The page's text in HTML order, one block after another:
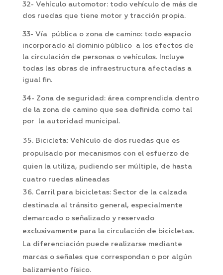
32- Vehículo automotor: todo vehículo de más de
dos ruedas que tiene motor y tracción propia.
33- Vía pública o zona de camino: todo espacio
incorporado al dominio público a los efectos de
la circulación de personas o vehículos. Incluye
todas las obras de infraestructura afectadas a
igual fin.
34- Zona de seguridad: área comprendida dentro
de la zona de camino que sea definida como tal
por la autoridad municipal.
Bicicleta: Vehículo de dos ruedas que es
propulsado por mecanismos con el esfuerzo de
quien la utiliza, pudiendo ser múltiple, de hasta
cuatro ruedas alineadas
Carril para bicicletas: Sector de la calzada
destinada al tránsito general, especialmente
demarcado o señalizado y reservado
exclusivamente para la circulación de bicicletas.
La diferenciación puede realizarse mediante
marcas o señales que correspondan o por algún
balizamiento físico.